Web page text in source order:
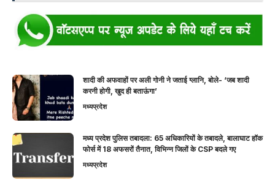
शादी की अफवाहों पर अली गोनी ने जताई ग्लानि, बोले- ‘जब शादी
करनी होगी, खुद ही बताऊंगा’
मध्यप्रदेश
मध्य प्रदेश पुलिस तबादला: 65 अधिकारियों के तबादले, बालाघाट हॉक
फोर्स में 18 अफसरों तैनात, विभिन्न जिलों के CSP बदले गए
मध्यप्रदेश